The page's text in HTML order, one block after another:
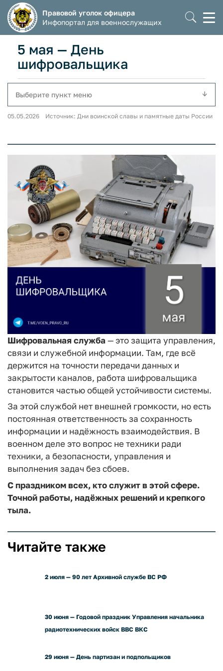
Правовой уголок офицера
Инфопортал для военнослужащих
5 мая — День
шифровальщика
Выберите пункт меню
05.05.2026 Источник: Дни воинской славы и памятные даты России
Шифровальная служба — это защита управления,
связи и служебной информации. Там, где всё
держится на точности передачи данных и
закрытости каналов, работа шифровальщика
становится частью общей устойчивости системы.
За этой службой нет внешней громкости, но есть
постоянная ответственность за сохранность
информации и надёжность взаимодействия. В
военном деле это вопрос не техники ради
техники, а безопасности, управления и
выполнения задач без сбоев.
С праздником всех, кто служит в этой сфере.
Точной работы, надёжных решений и крепкого
тыла.
Читайте также
2 июля — 90 лет Архивной службе ВС РФ
30 июня — Годовой праздник Управления начальника
радиотехнических войск ВВС ВКС
29 июня — День партизан и подпольщиков